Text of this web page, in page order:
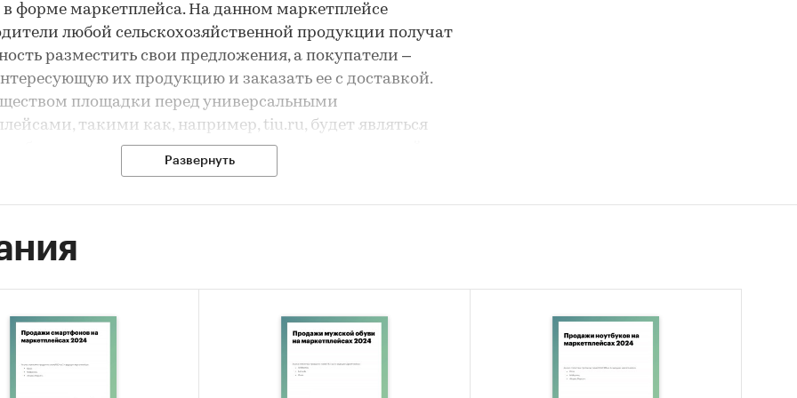
в форме маркетплейса. На данном маркетплейсе
любой сельскохозяйственной продукции получат
разместить свои предложения, а покупатели –
их продукцию и заказать ее с доставкой.
площадки перед универсальными
такими как, например, tiu.ru, будет являться
собственного сервиса доставки и упаковки, который,
всего, будет реализован за счет аутсорса.
B2B; В2C.
в соответствии с этапами запуска проекта –
проекта:
для покупателей услуги сервиса будут
следующие варианты оплаты:
Развернуть